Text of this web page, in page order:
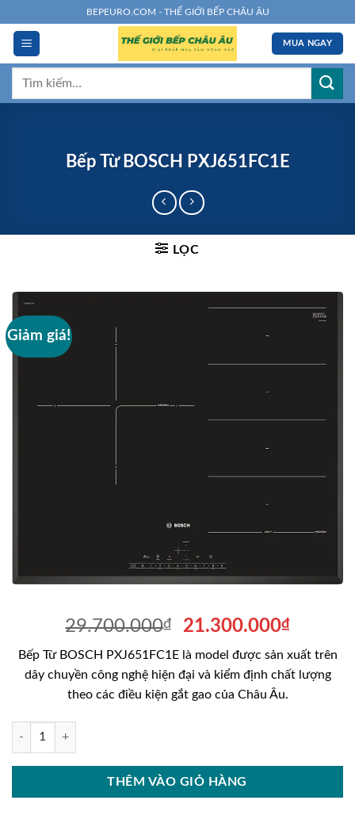
đến
dung
BEPEURO.COM - THẾ GIỚI BẾP CHÂU ÂU
MUA NGAY
Tìm
Bếp Từ BOSCH PXJ651FC1E
LỌC
Giảm giá!
29.700.000₫
Giá
là:
29.700.000₫.
21.300.000₫Giá
hiện
tại
là:
Bếp Từ BOSCH PXJ651FC1E là model được sản xuất trên
dây chuyền công nghệ hiện đại và kiểm định chất lượng
theo các điều kiện gắt gao của Châu Âu.
Bếp Từ BOSCH PXJ651FC1E số lượng
THÊM VÀO GIỎ HÀNG